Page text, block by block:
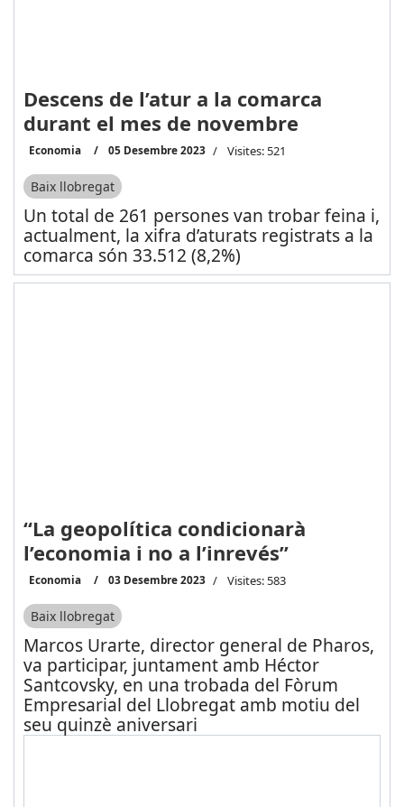
Descens de l’atur a la comarca
durant el mes de novembre
Economia 05 Desembre 2023 Visites: 521
Baix llobregat
Un total de 261 persones van trobar feina i,
actualment, la xifra d’aturats registrats a la
comarca són 33.512 (8,2%)
“La geopolítica condicionarà
l’economia i no a l’inrevés”
Economia 03 Desembre 2023 Visites: 583
Baix llobregat
Marcos Urarte, director general de Pharos,
va participar, juntament amb Héctor
Santcovsky, en una trobada del Fòrum
Empresarial del Llobregat amb motiu del
seu quinzè aniversari